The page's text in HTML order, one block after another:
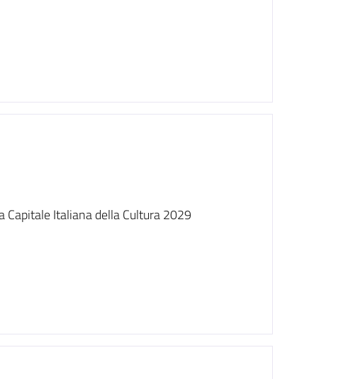
Capitale Italiana della Cultura 2029